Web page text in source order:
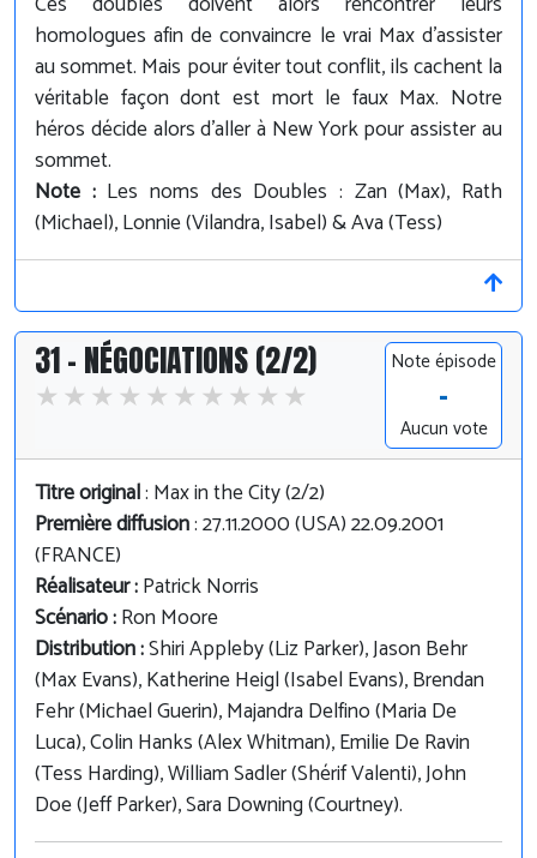
homologues afin de convaincre le vrai Max d'assister
au sommet. Mais pour éviter tout conflit, ils cachent la
véritable façon dont est mort le faux Max. Notre
héros décide alors d'aller à New York pour assister au
sommet.
Note : Les noms des Doubles : Zan (Max), Rath
(Michael), Lonnie (Vilandra, Isabel) & Ava (Tess)
31 - NÉGOCIATIONS (2/2) Note épisode
-
Aucun vote
Titre original: Max in the City (2/2)
Première diffusion: 27.11.2000 (USA) 22.09.2001
(FRANCE)
Réalisateur :Patrick Norris
Scénario :Ron Moore
Distribution :Shiri Appleby (Liz Parker), Jason Behr
(Max Evans), Katherine Heigl (Isabel Evans), Brendan
Fehr (Michael Guerin), Majandra Delfino (Maria De
Luca), Colin Hanks (Alex Whitman), Emilie De Ravin
(Tess Harding), William Sadler (Shérif Valenti), John
Doe (Jeff Parker), Sara Downing (Courtney).